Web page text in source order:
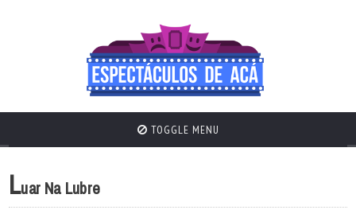
TOGGLE MENU
Luar Na Lubre